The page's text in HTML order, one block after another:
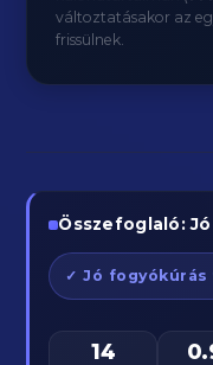
változtatásakor az
frissülnek.
Összefoglaló:
✓ Jó fogyókúrás
14